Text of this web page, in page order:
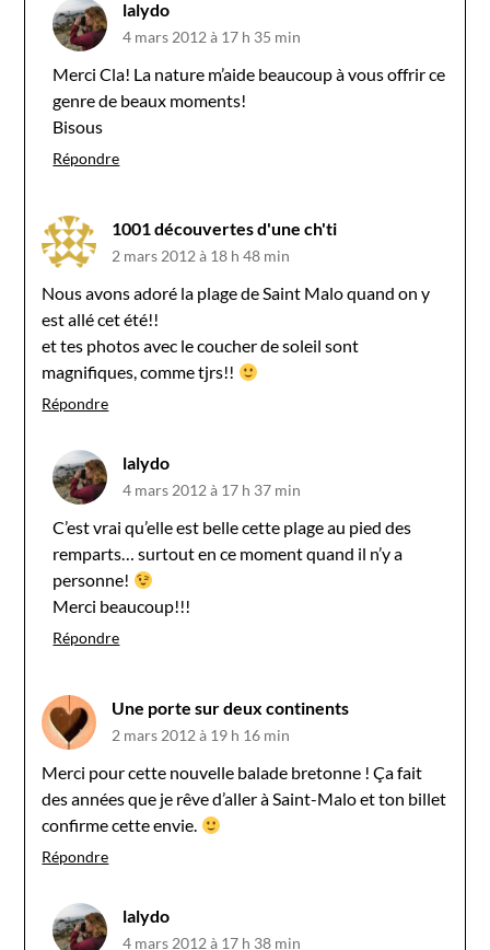
lalydo
4 mars 2012 à 17 h 35 min
Merci Cla! La nature m’aide beaucoup à vous offrir ce
genre de beaux moments!
Bisous
Répondre
1001 découvertes d'une ch'ti
2 mars 2012 à 18 h 48 min
Nous avons adoré la plage de Saint Malo quand on y
est allé cet été!!
et tes photos avec le coucher de soleil sont
magnifiques, comme tjrs!!
Répondre
lalydo
4 mars 2012 à 17 h 37 min
C’est vrai qu’elle est belle cette plage au pied des
remparts… surtout en ce moment quand il n’y a
personne!
Merci beaucoup!!!
Répondre
Une porte sur deux continents
2 mars 2012 à 19 h 16 min
Merci pour cette nouvelle balade bretonne ! Ça fait
des années que je rêve d’aller à Saint-Malo et ton billet
confirme cette envie.
Répondre
lalydo
4 mars 2012 à 17 h 38 min